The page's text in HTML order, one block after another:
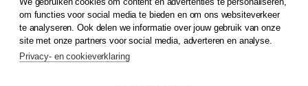
© 2026Koninklijke Boom uitgevers
Klantenservice
Service & informatie
Contact
om functies voor social media te bieden en om ons websiteverkeer
te analyseren. Ook delen we informatie over jouw gebruik van onze
site met onze partners voor social media, adverteren en analyse.
Privacy- en cookieverklaring